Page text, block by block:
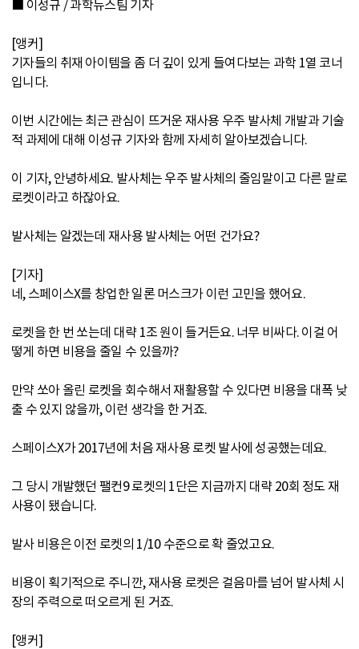
■ 이성규 / 과학뉴스팀 기자
[앵커]
기자들의 취재 아이템을 좀 더 깊이 있게 들여다보는 과학 1열 코너
입니다.
이번 시간에는 최근 관심이 뜨거운 재사용 우주 발사체 개발과 기술
적 과제에 대해 이성규 기자와 함께 자세히 알아보겠습니다.
이 기자, 안녕하세요. 발사체는 우주 발사체의 줄임말이고 다른 말로
로켓이라고 하잖아요.
발사체는 알겠는데 재사용 발사체는 어떤 건가요?
[기자]
네, 스페이스X를 창업한 일론 머스크가 이런 고민을 했어요.
로켓을 한 번 쏘는데 대략 1조 원이 들거든요. 너무 비싸다. 이걸 어
떻게 하면 비용을 줄일 수 있을까?
만약 쏘아 올린 로켓을 회수해서 재활용할 수 있다면 비용을 대폭 낮
출 수 있지 않을까, 이런 생각을 한 거죠.
스페이스X가 2017년에 처음 재사용 로켓 발사에 성공했는데요.
그 당시 개발했던 팰컨9 로켓의 1단은 지금까지 대략 20회 정도 재
사용이 됐습니다.
발사 비용은 이전 로켓의 1/10 수준으로 확 줄었고요.
비용이 획기적으로 주니깐, 재사용 로켓은 걸음마를 넘어 발사체 시
장의 주력으로 떠오르게 된 거죠.
[앵커]